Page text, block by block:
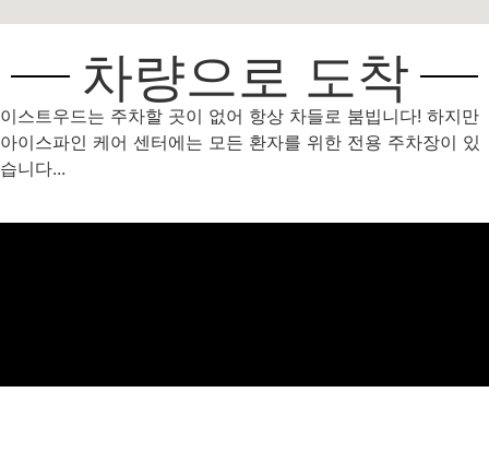
차량으로 도착
이스트우드는 주차할 곳이 없어 항상 차들로 붐빕니다! 하지만
아이스파인 케어 센터에는 모든 환자를 위한 전용 주차장이 있
습니다...